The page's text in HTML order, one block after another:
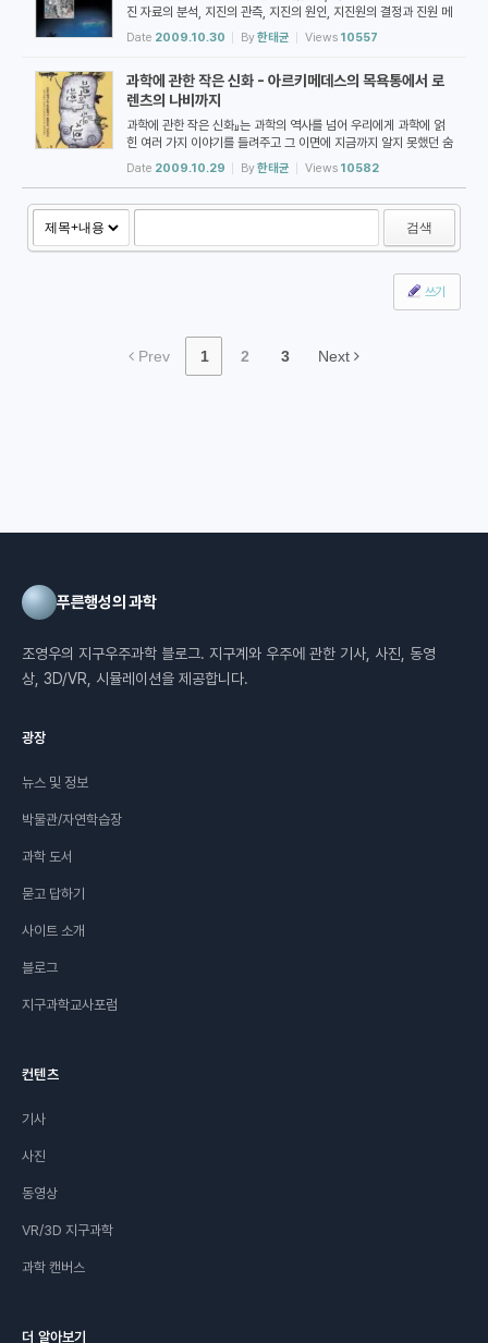
진 자료의 분석, 지진의 관측, 지진의 원인, 지진원의 결정과 진원 메
커니즘, 지진파의 전파와 지구 내부구조, 영상탐지기술(tomograp
hy), 핵실험과 지진 구별방법, 지진위험도작성방법 및 원전 내진규
고 있는 지진예보에 관한 여러 가지 관례적인 전조현상의 관찰과 지
진피해를 최소화하는 지진공학...
Date 2009.10.30 By한태균 Views 10557
과학에 관한 작은 신화 - 아르키메데스의 목욕통에서 로
렌츠의 나비까지
과학에 관한 작은 신화』는 과학의 역사를 넘어 우리에게 과학에 얽
힌 여러 가지 이야기를 들려주고 그 이면에 지금까지 알지 못했던 숨
겨진 이야기들도 함께 풀어준다. 또한 이런 에피날(18~19세기 도
기와 채색판화로 유명했던 프랑스의 도시)의 판화 속 이미지들이 고
감나게 표현한 그림 한 장과 함께 과학적 사고와 상식 사이의 쟁점들
Date 2009.10.29 By한태균 Views 10582
검색
쓰기
Prev 1 2 3 Next
푸른행성의 과학
조영우의 지구우주과학 블로그. 지구계와 우주에 관한 기사, 사진, 동영
상, 3D/VR, 시뮬레이션을 제공합니다.
광장
뉴스 및 정보
박물관/자연학습장
과학 도서
묻고 답하기
사이트 소개
블로그
지구과학교사포럼
컨텐츠
기사
사진
동영상
VR/3D 지구과학
과학 캔버스
더 알아보기